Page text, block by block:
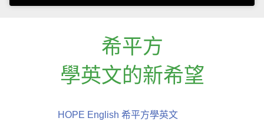
希平方
學英文的新希望
HOPE English 希平方學英文